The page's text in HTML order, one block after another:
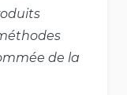
de la